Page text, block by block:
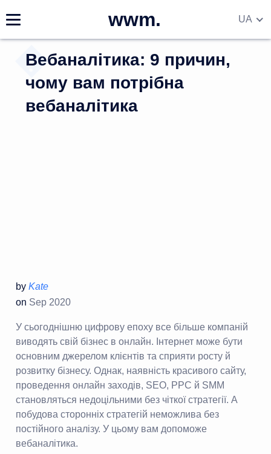
wwm.
EN
UA
Вебаналітика: 9 причин,
чому вам потрібна
вебаналітика
by Kate
on Sep 2020
У сьогоднішню цифрову епоху все більше компаній
виводять свій бізнес в онлайн. Інтернет може бути
основним джерелом клієнтів та сприяти росту й
розвитку бізнесу. Однак, наявність красивого сайту,
проведення онлайн заходів, SEO, PPC й SMM
становляться недоцільними без чіткої стратегії. А
побудова сторонніх стратегій неможлива без
постійного аналізу. У цьому вам допоможе
вебаналітика.